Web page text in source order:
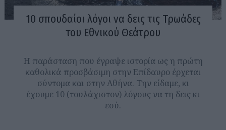
10 σπουδαίοι λόγοι να δεις τις Τρωάδες
του Εθνικού Θεάτρου
Η παράσταση που έγραψε ιστορία ως η πρώτη
καθολικά προσβάσιμη στην Επίδαυρο έρχεται
σύντομα και στην Αθήνα. Την είδαμε, κι
έχουμε 10 (τουλάχιστον) λόγους να τη δεις κι
εσύ.